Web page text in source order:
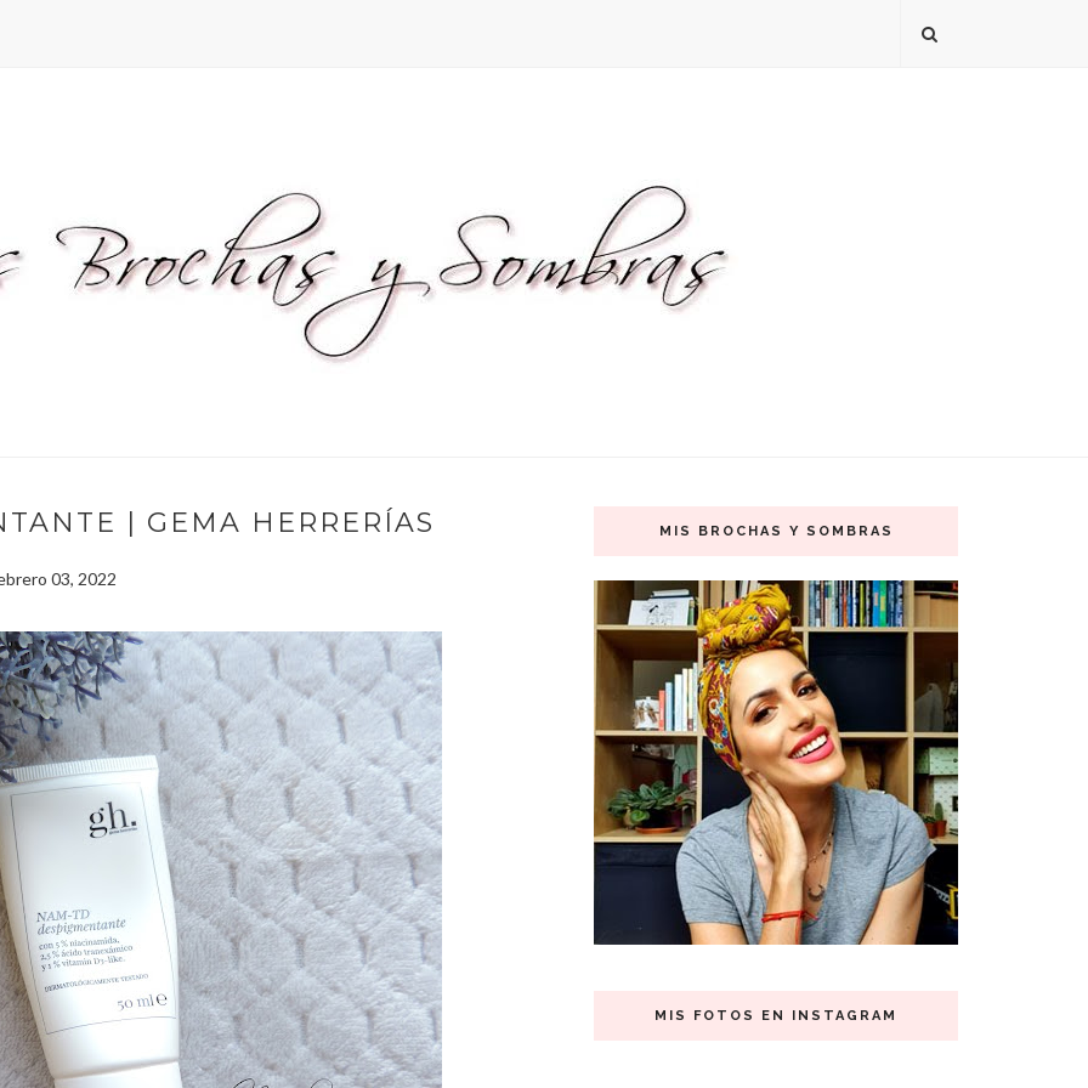
| GEMA HERRERÍAS
03, 2022
MIS BROCHAS Y SOMBRAS
MIS FOTOS EN INSTAGRAM